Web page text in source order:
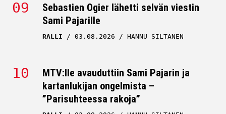
Sebastien Ogier lähetti selvän viestin
Sami Pajarille
RALLI 03.08.2026 HANNU SILTANEN
MTV:lle avauduttiin Sami Pajarin ja
kartanlukijan ongelmista –
”Parisuhteessa rakoja”